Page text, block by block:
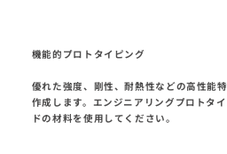
機能的プロトタイピング
優れた強度、剛性、耐熱性などの高性能
作成します。エンジニアリングプロトタ
ドの材料を使用してください。